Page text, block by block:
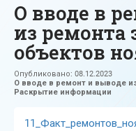
О вводе в
из ремонта
объектов
Опубликовано: 08.12.2023
О вводе в ремонт и выводе
Раскрытие информации